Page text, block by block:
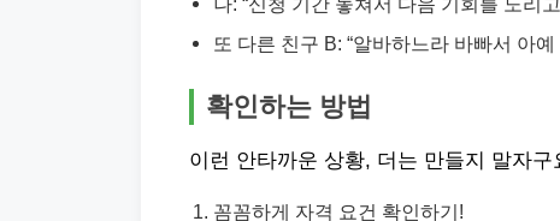
또 다른 친구 B: “알바하느라 바빠서 아
확인하는 방법
이런 안타까운 상황, 더는 만들지 말자
꼼꼼하게 자격 요건 확인하기!